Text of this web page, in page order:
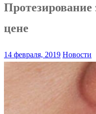
Протезирование
цене
14 февраля, 2019 Новости